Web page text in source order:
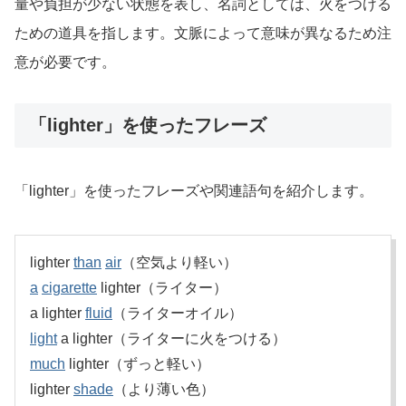
量や負担が少ない状態を表し、名詞としては、火をつける
ための道具を指します。文脈によって意味が異なるため注
意が必要です。
「lighter」を使ったフレーズ
「lighter」を使ったフレーズや関連語句を紹介します。
lighter than air （空気より軽い）
a cigarette lighter（ライター）
a lighter fluid
（ライターオイル）
lighta lighter（ライターに火をつける）
much lighter（ずっと軽い）
lighter shade （より薄い色）